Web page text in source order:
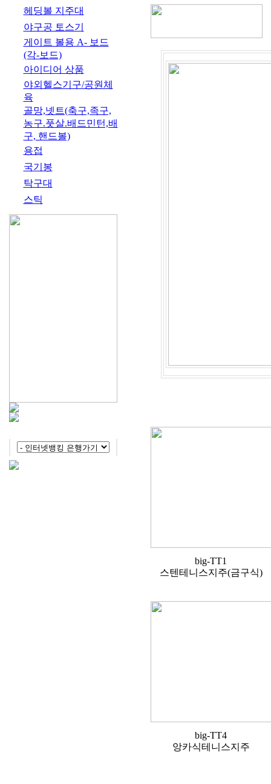
헤딩볼 지주대
야구공 토스기
게이트 볼용 A- 보드
(각-보드)
아이디어 상품
야외헬스기구/공원체
육
골망,넷트(축구,족구,
농구.풋살.배드민턴,배
구, 핸드볼)
용접
국기봉
탁구대
스틱
big-TT1
스텐테니스지주(금구식)
big-TT4
앙카식테니스지주